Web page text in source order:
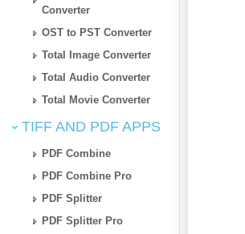
Converter
OST to PST Converter
Total Image Converter
Total Audio Converter
Total Movie Converter
TIFF AND PDF APPS
PDF Combine
PDF Combine Pro
PDF Splitter
PDF Splitter Pro